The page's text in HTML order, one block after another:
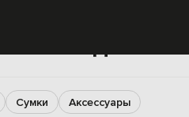
Сумки Аксессуары